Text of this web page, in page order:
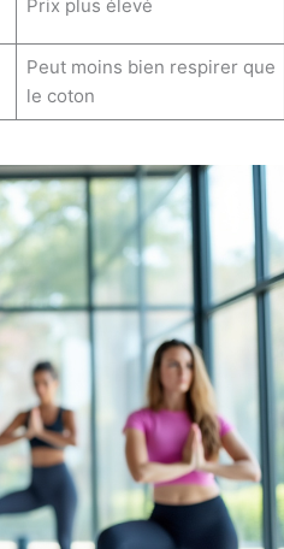
Prix plus élevé
Peut moins bien respirer que
le coton